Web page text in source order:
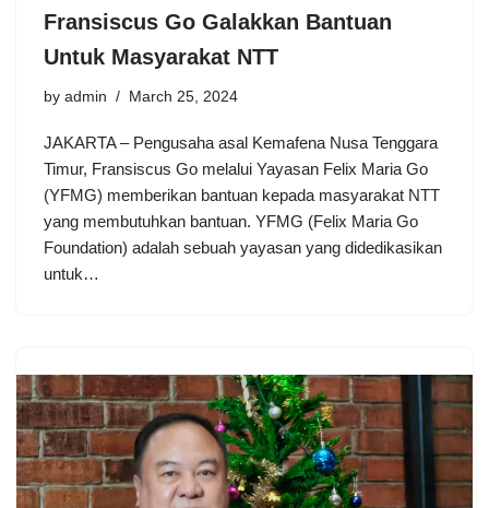
Fransiscus Go Galakkan Bantuan
Untuk Masyarakat NTT
by admin March 25, 2024
JAKARTA – Pengusaha asal Kemafena Nusa Tenggara
Timur, Fransiscus Go melalui Yayasan Felix Maria Go
(YFMG) memberikan bantuan kepada masyarakat NTT
yang membutuhkan bantuan. YFMG (Felix Maria Go
Foundation) adalah sebuah yayasan yang didedikasikan
untuk…